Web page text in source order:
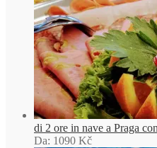
di 2 ore in nave a Praga
Da: 1090 Kč